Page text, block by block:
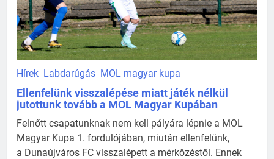
Hírek Labdarúgás MOL magyar kupa
Ellenfelünk visszalépése miatt játék nélkül
jutottunk tovább a MOL Magyar Kupában
Felnőtt csapatunknak nem kell pályára lépnie a MOL
Magyar Kupa 1. fordulójában, miután ellenfelünk,
a Dunaújváros FC visszalépett a mérkőzéstől. Ennek